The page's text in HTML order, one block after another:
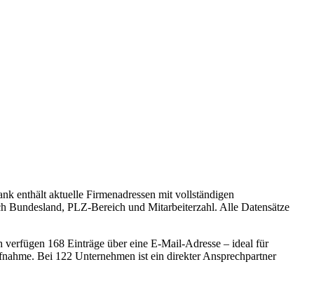
enthält aktuelle Firmenadressen mit vollständigen
Bundesland, PLZ-Bereich und Mitarbeiterzahl. Alle Datensätze
verfügen 168 Einträge über eine E-Mail-Adresse – ideal für
Bei 122 Unternehmen ist ein direkter Ansprechpartner